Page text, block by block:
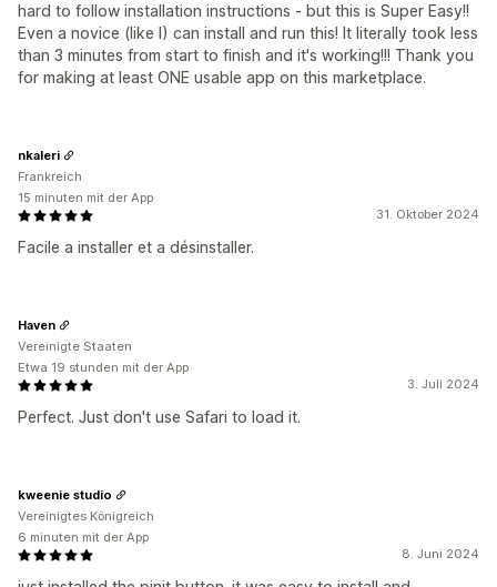
hard to follow installation instructions - but this is Super Easy!!
Even a novice (like I) can install and run this! It literally took less
than 3 minutes from start to finish and it's working!!! Thank you
for making at least ONE usable app on this marketplace.
31. Oktober 2024
Facile a installer et a désinstaller.
nkaleri
Frankreich
15 minuten mit der App
3. Juli 2024
Perfect. Just don't use Safari to load it.
Haven
Vereinigte Staaten
Etwa 19 stunden mit der App
8. Juni 2024
kweenie studio
Vereinigtes Königreich
6 minuten mit der App